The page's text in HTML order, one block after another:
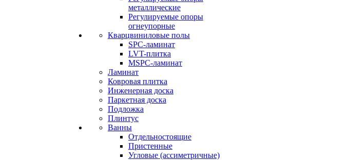
металлические
Регулируемые опоры
огнеупорные
Кварцвиниловые полы
SPC-ламинат
LVT-плитка
MSPC-ламинат
Ламинат
Ковровая плитка
Инженерная доска
Паркетная доска
Подложка
Плинтус
Ванны
Отдельностоящие
Пристенные
Угловые (ассиметричные)